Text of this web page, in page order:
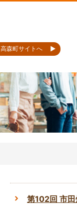
高森町サイトへ
第102回 市